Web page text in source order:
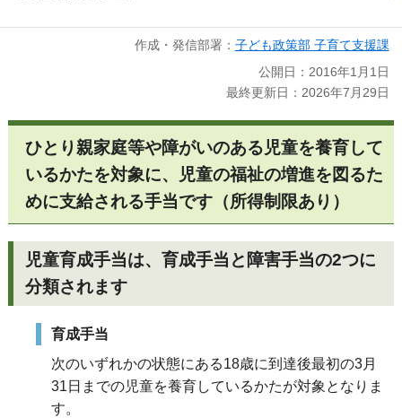
作成・発信部署： 子ども政策部 子育て支援課
公開日：2016年1月1日
最終更新日：2026年7月29日
ひとり親家庭等や障がいのある児童を養育して
いるかたを対象に、児童の福祉の増進を図るた
めに支給される手当です（所得制限あり）
児童育成手当は、育成手当と障害手当の2つに
分類されます
育成手当
次のいずれかの状態にある18歳に到達後最初の3月
31日までの児童を養育しているかたが対象となりま
す。